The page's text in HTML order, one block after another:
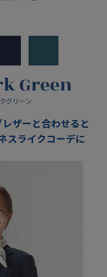
ザーと合わせると
スライクコーデに